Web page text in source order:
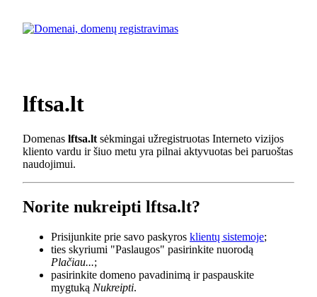
lftsa.lt
Domenas lftsa.lt sėkmingai užregistruotas Interneto vizijos
kliento vardu ir šiuo metu yra pilnai aktyvuotas bei paruoštas
naudojimui.
Norite nukreipti lftsa.lt?
Prisijunkite prie savo paskyros klientų sistemoje;
ties skyriumi "Paslaugos" pasirinkite nuorodą
Plačiau...;
pasirinkite domeno pavadinimą ir paspauskite
mygtuką Nukreipti.